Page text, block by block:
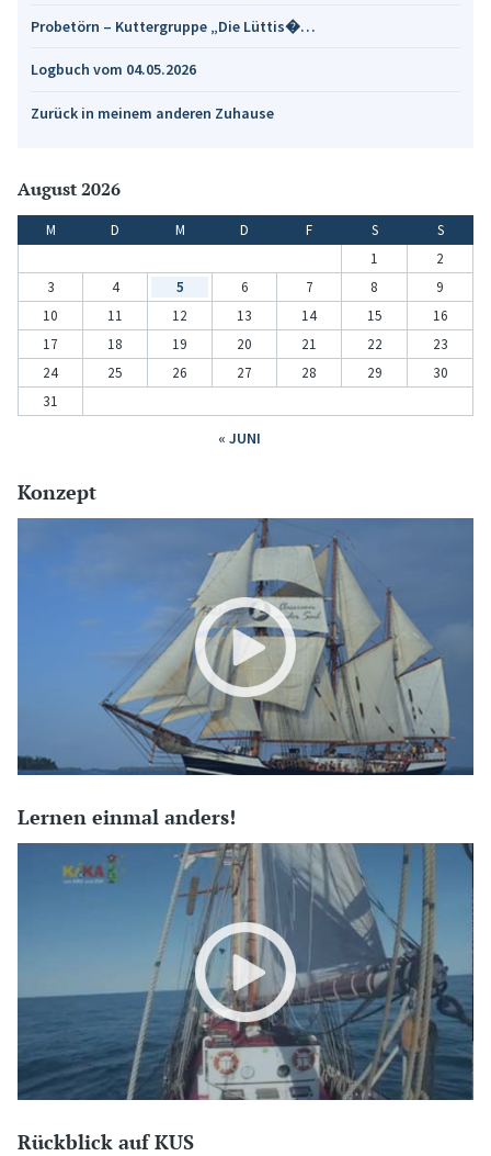
Probetörn – Kuttergruppe „Die Lüttis�…
Logbuch vom 04.05.2026
Zurück in meinem anderen Zuhause
August 2026
M D M D F S
S
1
2
3
4 5 6 7 8
9
10
11 12 13 14 15
16
17
18 19 20 21 22
23
24
25 26 27 28 29
30
31
« JUNI
Konzept
Lernen einmal anders!
Rückblick auf KUS